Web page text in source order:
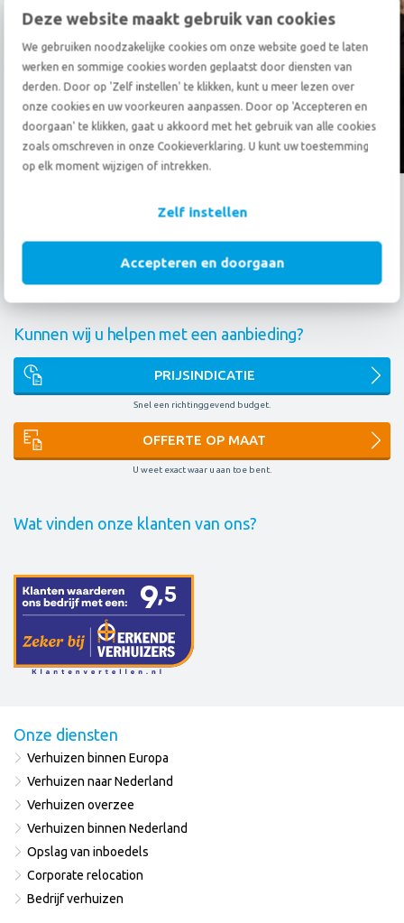
Deze website maakt gebruik van cookies
We gebruiken noodzakelijke cookies om onze website goed te laten
werken en sommige cookies worden geplaatst door diensten van
derden. Door op 'Zelf instellen' te klikken, kunt u meer lezen over
onze cookies en uw voorkeuren aanpassen. Door op 'Accepteren en
doorgaan' te klikken, gaat u akkoord met het gebruik van alle cookies
zoals omschreven in onze Cookieverklaring. U kunt uw toestemming
op elk moment wijzigen of intrekken.
Zelf instellen
Accepteren en doorgaan
Bel+31 (0)78 69 20 333
Stuur eene-mail
Ons volgen?
FAIM AEO 9001 14001 OMNI
Kunnen wij u helpen met een aanbieding?
PRIJSINDICATIE
Snel een richtinggevend budget.
OFFERTE OP MAAT
U weet exact waar u aan toe bent.
Wat vinden onze klanten van ons?
Onze diensten
Verhuizen binnen Europa
Verhuizen naar Nederland
Verhuizen overzee
Verhuizen binnen Nederland
Opslag van inboedels
Corporate relocation
Bedrijf verhuizen